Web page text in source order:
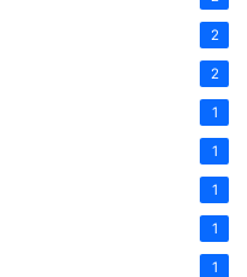
2
2
1
1
1
1
1